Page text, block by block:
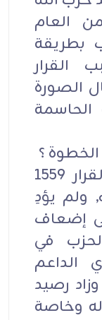
العام
بطريقة
القرار
الصورة
الحاسمة
؟
لأنها فشلت في استخدام القرار 1559
ولم يؤدِ
إضعاف
في
الداعم
رصيد
وخاصة